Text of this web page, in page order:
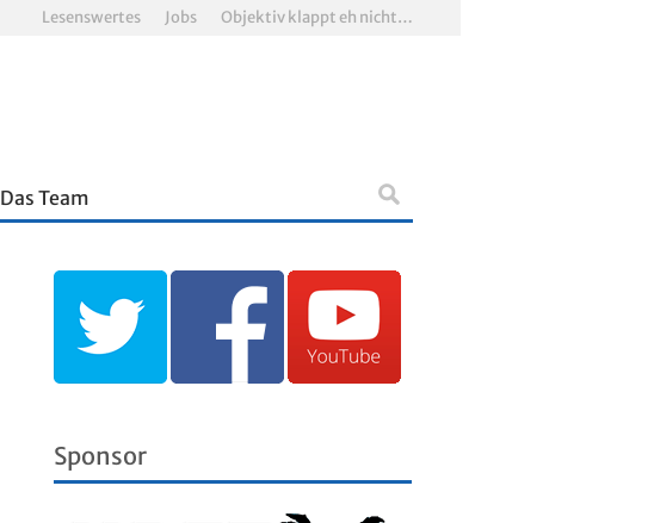
Lesenswertes Jobs Objektiv klappt eh nicht…
Das Team
Sponsor